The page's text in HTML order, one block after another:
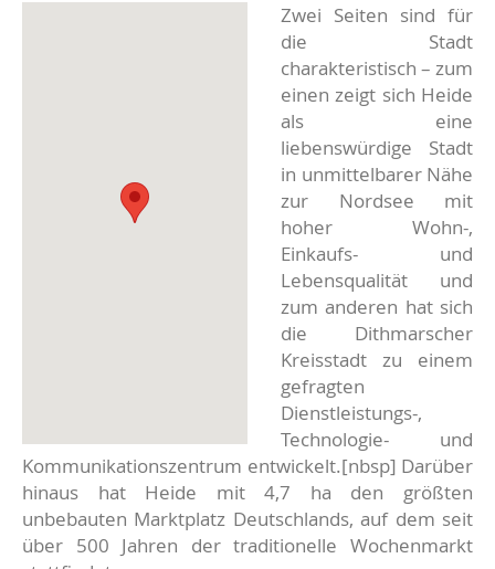
Zwei Seiten sind für
die Stadt
charakteristisch – zum
einen zeigt sich Heide
als eine
liebenswürdige Stadt
in unmittelbarer Nähe
zur Nordsee mit
hoher Wohn-,
Einkaufs- und
Lebensqualität und
zum anderen hat sich
die Dithmarscher
Kreisstadt zu einem
gefragten
Dienstleistungs-,
Technologie- und
Kommunikationszentrum entwickelt.[nbsp] Darüber
hinaus hat Heide mit 4,7 ha den größten
unbebauten Marktplatz Deutschlands, auf dem seit
über 500 Jahren der traditionelle Wochenmarkt